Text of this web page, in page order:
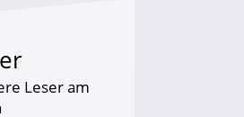
Leser am